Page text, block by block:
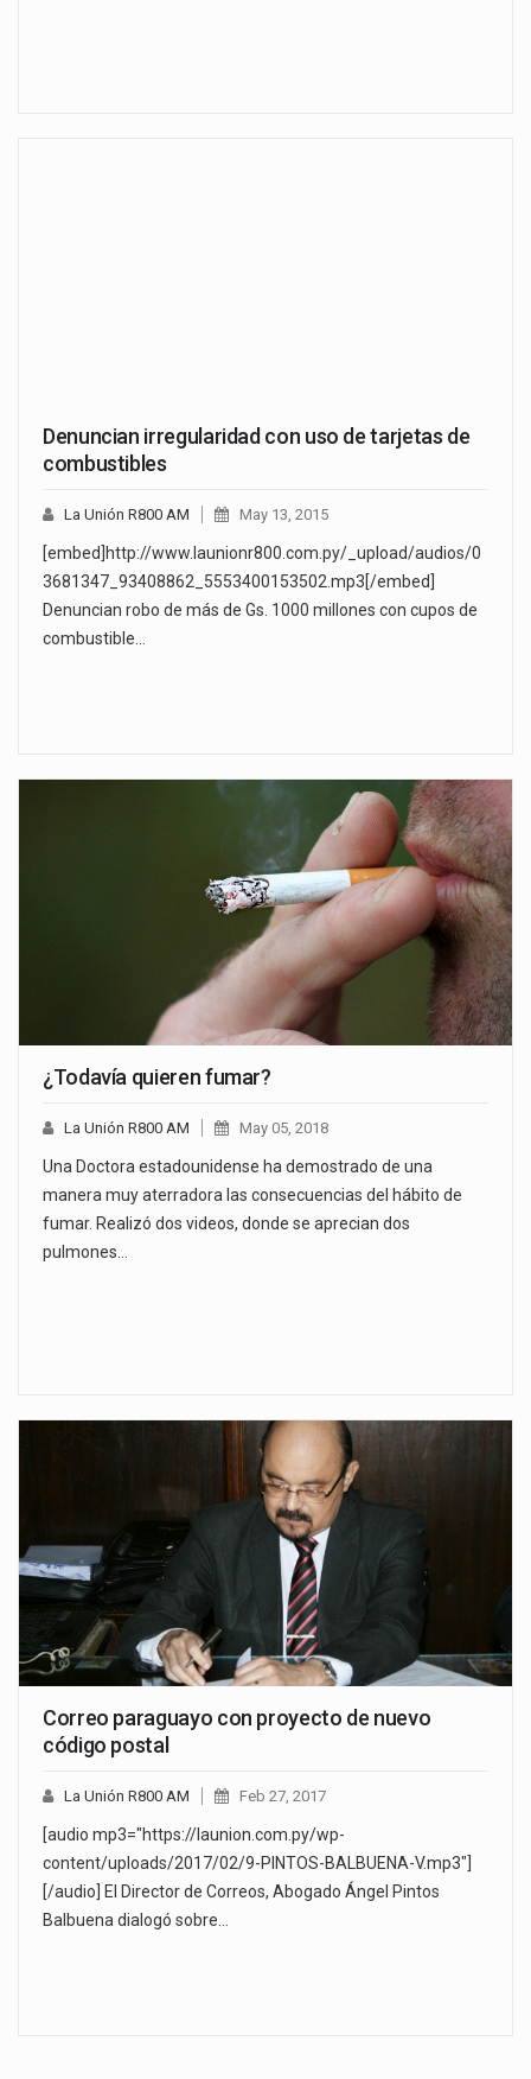
Denuncian irregularidad con uso de tarjetas de
combustibles
La Unión R800 AM May 13, 2015
[embed]http://www.launionr800.com.py/_upload/audios/0
3681347_93408862_5553400153502.mp3[/embed]
Denuncian robo de más de Gs. 1000 millones con cupos de
combustible…
¿Todavía quieren fumar?
La Unión R800 AM May 05, 2018
Una Doctora estadounidense ha demostrado de una
manera muy aterradora las consecuencias del hábito de
fumar. Realizó dos videos, donde se aprecian dos
pulmones…
Correo paraguayo con proyecto de nuevo
código postal
La Unión R800 AM Feb 27, 2017
[audio mp3="https://launion.com.py/wp-
content/uploads/2017/02/9-PINTOS-BALBUENA-V.mp3"]
[/audio] El Director de Correos, Abogado Ángel Pintos
Balbuena dialogó sobre…